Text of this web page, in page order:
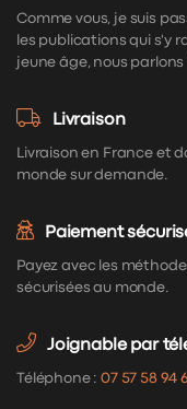
Comme vous, je suis
les publications qui s'y
jeune âge, nous
Livraison
Livraison en France et
monde sur demande.
Paiement
Payez avec les
sécurisées au monde.
Joignable par
Téléphone :07 57 58 94